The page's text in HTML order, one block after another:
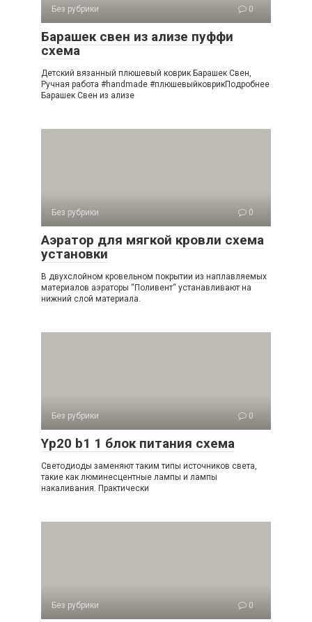
Без рубрики 0
Барашек свен из ализе пуффи
схема
Детский вязанный плюшевый коврик Барашек Свен,
Ручная работа #handmade #плюшевыйковрикПодробнее
Барашек Свен из ализе
Без рубрики 0
Аэратор для мягкой кровли схема
установки
В двухслойном кровельном покрытии из наплавляемых
материалов аэраторы “Поливент“ устанавливают на
нижний слой материала.
Без рубрики 0
Yp20 b1 1 блок питания схема
Светодиоды заменяют таким типы источников света,
такие как люминесцентные лампы и лампы
накаливания. Практически
Без рубрики 0